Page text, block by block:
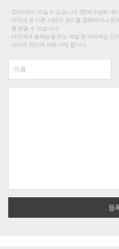
200자까지 쓰실 수 있습니다. (현재 0 byte / 최
저작권 등 다른 사람의 권리를 침해하거나 명
를 받을 수 있습니다.
타인에게 불쾌감을 주는 욕설 등 비하하는 단
리자의 판단에 의해 삭제 합니다.